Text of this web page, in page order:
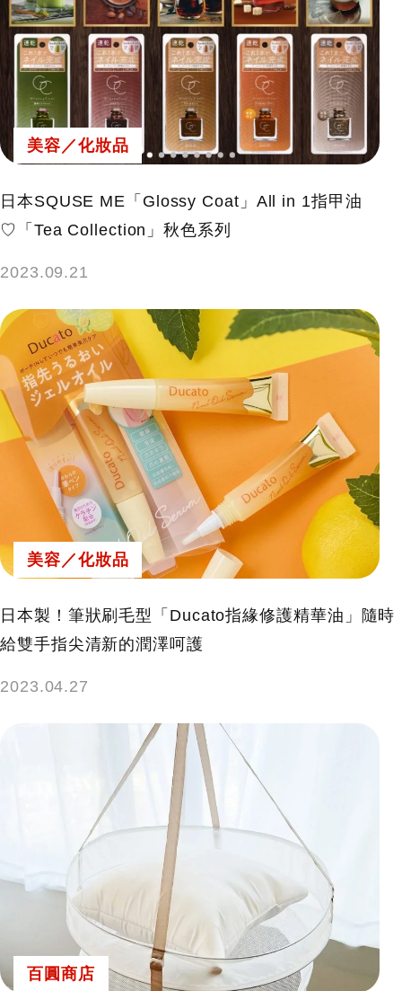
美容／化妝品
日本SQUSE ME「Glossy Coat」All in 1指甲油
♡「Tea Collection」秋色系列
2023.09.21
美容／化妝品
日本製！筆狀刷毛型「Ducato指緣修護精華油」隨時
給雙手指尖清新的潤澤呵護
2023.04.27
百圓商店